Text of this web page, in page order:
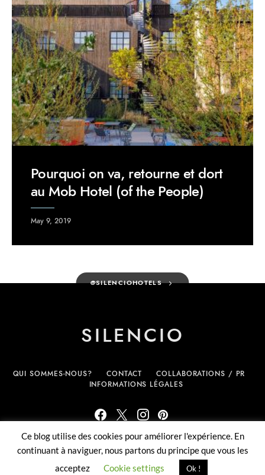
Pourquoi on va, retourne et dort
au Mob Hotel (of the People)
May 9, 2019
@SILENCIOHOTELS
SILENCIO
QUI SOMMES-NOUS? CONTACT
COLLABORATIONS / PR
INFORMATIONS LÉGALES
Ce blog utilise des cookies pour améliorer l'expérience. En
continuant à naviguer, nous partons du principe que vous les
acceptez
Cookie settings Ok !